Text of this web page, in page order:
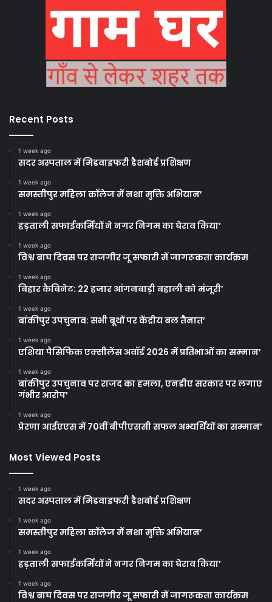
Recent Posts
1 week ago
सदर अस्पताल में मिडवाइफरी डैशबोर्ड प्रशिक्षण
1 week ago
समस्तीपुर महिला कॉलेज में नशा मुक्ति अभियान’
1 week ago
हड़ताली सफाईकर्मियों ने नगर निगम का घेराव किया’
1 week ago
विश्व बाघ दिवस पर राजगीर जू सफारी में जागरूकता कार्यक्रम
1 week ago
बिहार कैबिनेट: 22 हजार आंगनबाड़ी बहाली को मंजूरी’
1 week ago
बांकीपुर उपचुनाव: सभी बूथों पर केंद्रीय बल तैनात’
1 week ago
एशिया पैसिफिक एक्सीलेंस अवॉर्ड 2026 में प्रतिभाओं का सम्मान’
1 week ago
बांकीपुर उपचुनाव पर राजद का हमला, एनडीए सरकार पर लगाए
गंभीर आरोप’
1 week ago
प्रेरणा आईएएस में 70वीं बीपीएससी सफल अभ्यर्थियों का सम्मान’
Most Viewed Posts
1 week ago
सदर अस्पताल में मिडवाइफरी डैशबोर्ड प्रशिक्षण
1 week ago
समस्तीपुर महिला कॉलेज में नशा मुक्ति अभियान’
1 week ago
हड़ताली सफाईकर्मियों ने नगर निगम का घेराव किया’
1 week ago
विश्व बाघ दिवस पर राजगीर जू सफारी में जागरूकता कार्यक्रम